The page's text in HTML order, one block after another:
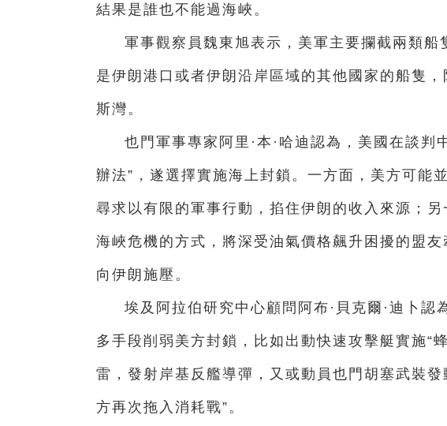
結果是誰也不能過海峽。
軍事觀察員魏東旭表示，美軍主要攔截兩類船
是伊朗港口或者伊朗沿岸區域的其他國家的船隻
斯灣。
也門軍事專家阿里·本·哈迪認為，美國在談判
辦法”，遂選擇實施海上封鎖。一方面，美方可能
尋求以有限的軍事行動，掐住伊朗的收入來源；
海峽危機的方式，將深受油氣價格飆升困擾的盟
向伊朗施壓。
埃及阿拉伯研究中心顧問阿布·貝克爾·迪卜認
多手段削弱美方封鎖，比如出動快速攻擊艇實施“
雷，發射岸基反艦導彈，又或動員也門胡塞武裝
方再次拖入消耗戰”。